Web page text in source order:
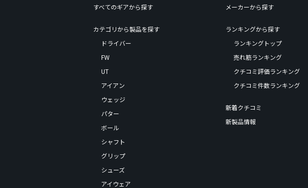
すべてのギアから探す
カテゴリから製品を探す
ドライバー
FW
UT
アイアン
ウェッジ
パター
ボール
シャフト
グリップ
シューズ
アイウェア
メーカーから探す
ランキングから探す
ランキングトップ
売れ筋ランキング
クチコミ評価ランキング
クチコミ件数ランキング
新着クチコミ
新製品情報